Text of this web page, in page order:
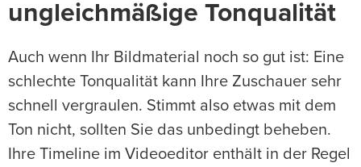
ungleichmäßige Tonqualität
Auch wenn Ihr Bildmaterial noch so gut ist: Eine
schlechte Tonqualität kann Ihre Zuschauer sehr
schnell vergraulen. Stimmt also etwas mit dem
Ton nicht, sollten Sie das unbedingt beheben.
Ihre Timeline im Videoeditor enthält in der Regel